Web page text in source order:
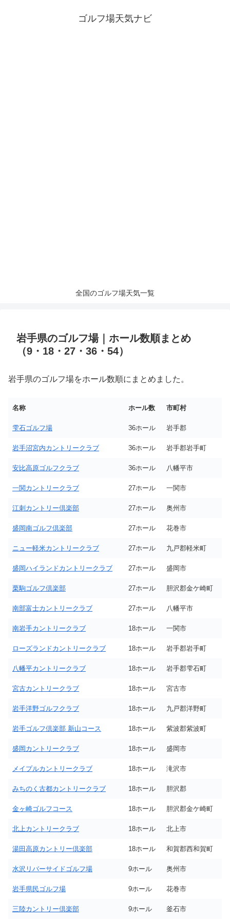
ゴルフ場天気ナビ
全国のゴルフ場天気一覧
岩手県のゴルフ場｜ホール数順まとめ
（9・18・27・36・54）
岩手県のゴルフ場をホール数順にまとめました。
名称 ホール数 市町村
雫石ゴルフ場 36ホール 岩手郡
岩手沼宮内カントリークラブ 36ホール 岩手郡岩手町
安比高原ゴルフクラブ 36ホール 八幡平市
一関カントリークラブ 27ホール 一関市
江刺カントリー倶楽部 27ホール 奥州市
盛岡南ゴルフ倶楽部 27ホール 花巻市
ニュー軽米カントリークラブ 27ホール 九戸郡軽米町
盛岡ハイランドカントリークラブ 27ホール 盛岡市
栗駒ゴルフ倶楽部 27ホール 胆沢郡金ケ崎町
南部富士カントリークラブ 27ホール 八幡平市
南岩手カントリークラブ 18ホール 一関市
ローズランドカントリークラブ 18ホール 岩手郡岩手町
八幡平カントリークラブ 18ホール 岩手郡雫石町
宮古カントリークラブ 18ホール 宮古市
岩手洋野ゴルフクラブ 18ホール 九戸郡洋野町
岩手ゴルフ倶楽部 新山コース 18ホール 紫波郡紫波町
盛岡カントリークラブ 18ホール 盛岡市
メイプルカントリークラブ 18ホール 滝沢市
みちのく古都カントリークラブ 18ホール 胆沢郡
金ヶ崎ゴルフコース 18ホール 胆沢郡金ケ崎町
北上カントリークラブ 18ホール 北上市
湯田高原カントリー倶楽部 18ホール 和賀郡西和賀町
水沢リバーサイドゴルフ場 9ホール 奥州市
岩手県民ゴルフ場 9ホール 花巻市
三陸カントリー倶楽部 9ホール 釜石市